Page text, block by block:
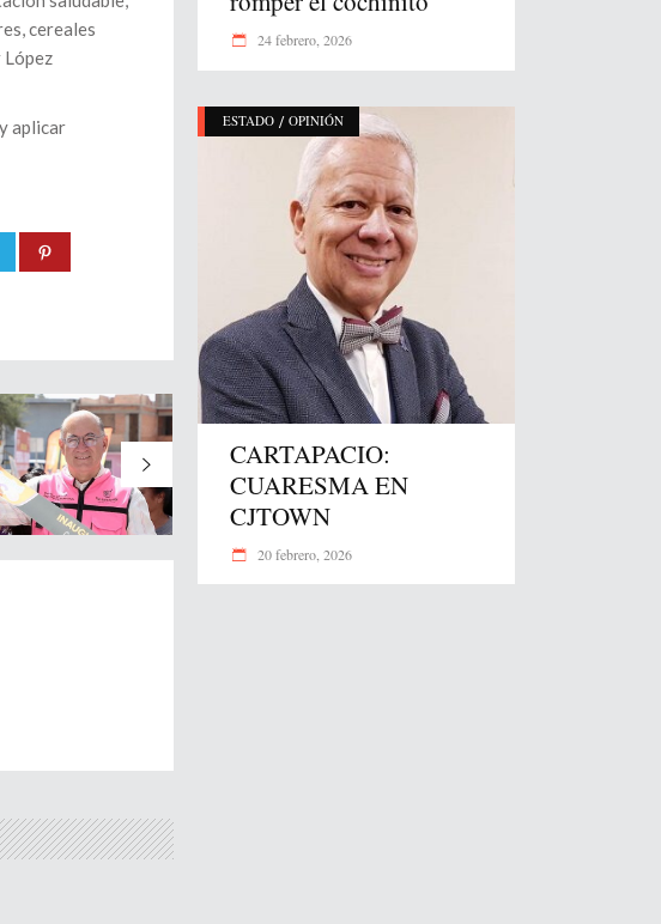
cereales
López
aplicar
24 febrero, 2026
ESTADO / OPINIÓN
CARTAPACIO:
CUARESMA EN
CJTOWN
20 febrero, 2026